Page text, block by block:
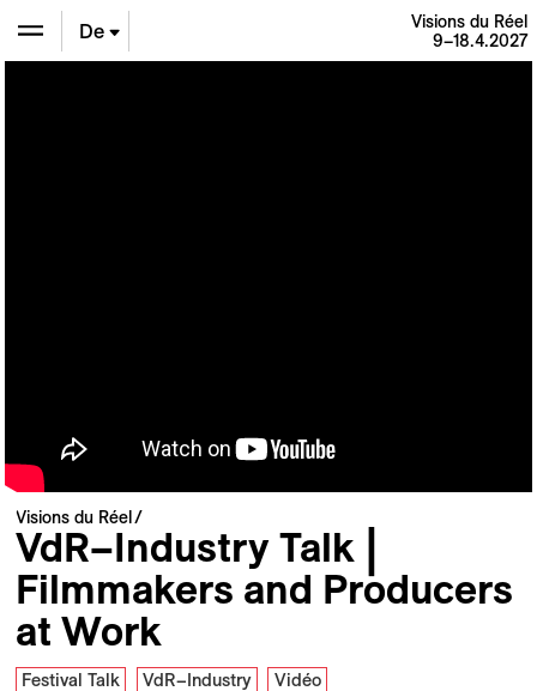
De
Visions du Réel
9–18.4.2027
Visions du Réel
VdR–Industry Talk |
Filmmakers and Producers
at Work
Festival Talk VdR–Industry Vidéo